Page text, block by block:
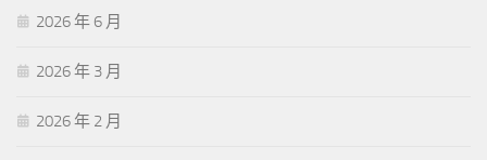
2026 年 6 月
2026 年 3 月
2026 年 2 月